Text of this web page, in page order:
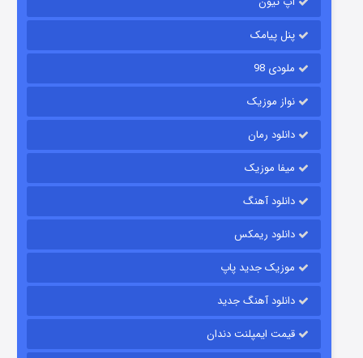
قسمت
پنل پیامک
ملودی 98
نواز موزیک
دانلود رمان
میفا موزیک
دانلود آهنگ
دانلود ریمکس
موزیک جدید پاپ
دانلود آهنگ جدید
قیمت ایمپلنت دندان